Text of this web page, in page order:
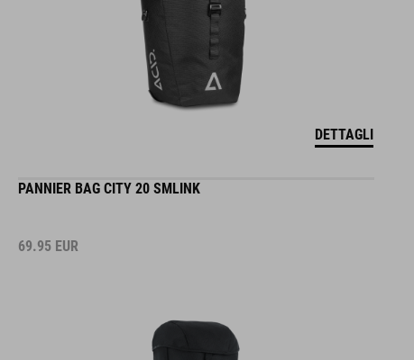
DETTAGLI
PANNIER BAG CITY 20 SMLINK
69.95 EUR